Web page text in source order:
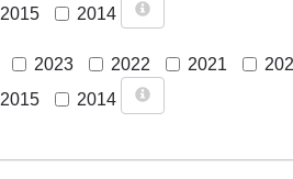
Cargar mapa
2015 2014
2023 2022 2021
2015 2014